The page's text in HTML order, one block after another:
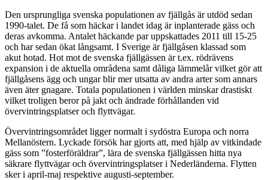
Den ursprungliga svenska populationen av fjällgås är utdöd sedan
1990-talet. De få som häckar i landet idag är inplanterade gäss och
deras avkomma. Antalet häckande par uppskattades 2011 till 15-25
och har sedan ökat långsamt. I Sverige är fjällgåsen klassad som
akut hotad. Hot mot de svenska fjällgässen är t.ex. rödrävens
expansion i de aktuella områdena samt dåliga lämmelår vilket gör att
fjällgåsens ägg och ungar blir mer utsatta av andra arter som annars
även äter gnagare. Totala populationen i världen minskar drastiskt
vilket troligen beror på jakt och ändrade förhållanden vid
övervintringsplatser och flyttvägar.
Övervintringsområdet ligger normalt i sydöstra Europa och norra
Mellanöstern. Lyckade försök har gjorts att, med hjälp av vitkindade
gäss som ”fosterföräldrar”, lära de svenska fjällgässen hitta nya
säkrare flyttvägar och övervintringsplatser i Nederländerna. Flytten
sker i april-maj respektive augusti-september.